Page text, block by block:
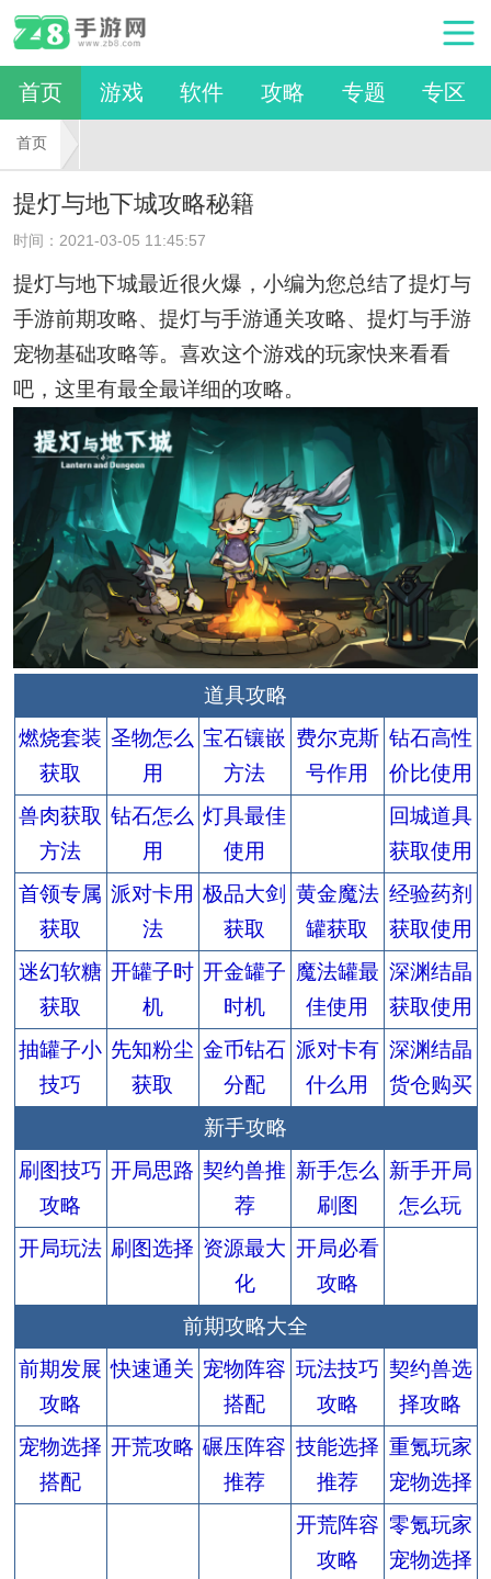
首页 游戏 软件 攻略 专题 专区
首页
提灯与地下城攻略秘籍
时间：2021-03-05 11:45:57
提灯与地下城最近很火爆，小编为您总结了提灯与
手游前期攻略、提灯与手游通关攻略、提灯与手游
宠物基础攻略等。喜欢这个游戏的玩家快来看看
吧，这里有最全最详细的攻略。
道具攻略
燃烧套装
获取
圣物怎么
用
宝石镶嵌
方法
费尔克斯
号作用
钻石高性
价比使用
兽肉获取
方法
钻石怎么
用
灯具最佳
使用
回城道具
获取使用
首领专属
获取
派对卡用
法
极品大剑
获取
黄金魔法
罐获取
经验药剂
获取使用
迷幻软糖
获取
开罐子时
机
开金罐子
时机
魔法罐最
佳使用
深渊结晶
获取使用
抽罐子小
技巧
先知粉尘
获取
金币钻石
分配
派对卡有
什么用
深渊结晶
货仓购买
新手攻略
刷图技巧
攻略
开局思路 契约兽推
荐
新手怎么
刷图
新手开局
怎么玩
开局玩法 刷图选择 资源最大
化
开局必看
攻略
前期攻略大全
前期发展
攻略
快速通关 宠物阵容
搭配
玩法技巧
攻略
契约兽选
择攻略
宠物选择
搭配
开荒攻略 碾压阵容
推荐
技能选择
推荐
重氪玩家
宠物选择
开荒阵容
攻略
零氪玩家
宠物选择